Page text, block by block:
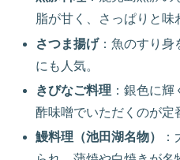
脂が甘く、さっぱりと味
さつま揚げ：魚のすり身
にも人気。
きびなご料理 ：銀色に輝
酢味噌でいただくのが定
鰻料理（池田湖名物）